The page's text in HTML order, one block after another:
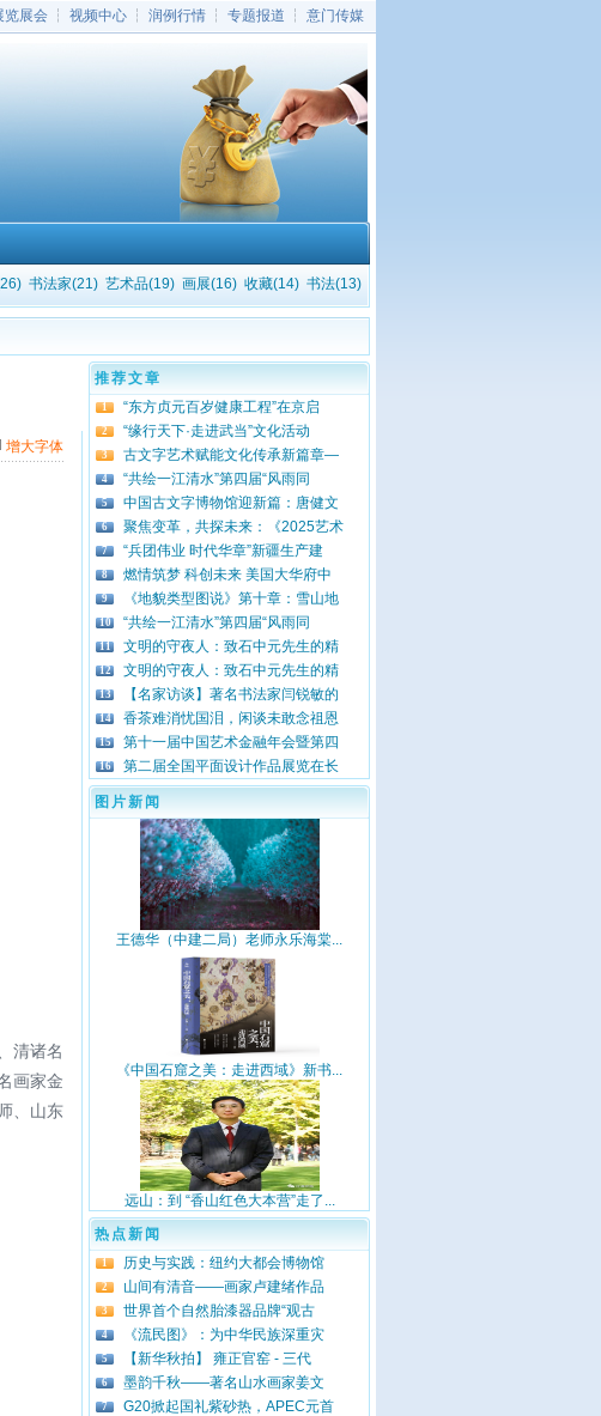
览展会 ┆ 视频中心 ┆ 润例行情 ┆ 专题报道 ┆ 意门传媒
书法家(21) 艺术品(19) 画展(16) 收藏(14) 书法(13)
增大字体
清诸名
画家金
、山东
推荐文章
1 “东方贞元百岁健康工程”在京启
2 “缘行天下·走进武当”文化活动
3 古文字艺术赋能文化传承新篇章—
4 “共绘一江清水”第四届“风雨同
5 中国古文字博物馆迎新篇：唐健文
6 聚焦变革，共探未来：《2025艺术
7 “兵团伟业 时代华章”新疆生产建
8 燃情筑梦 科创未来 美国大华府中
9 《地貌类型图说》第十章：雪山地
10 “共绘一江清水”第四届“风雨同
11 文明的守夜人：致石中元先生的精
12 文明的守夜人：致石中元先生的精
13 【名家访谈】著名书法家闫锐敏的
14 香茶难消忧国泪，闲谈未敢念祖恩
15 第十一届中国艺术金融年会暨第四
16 第二届全国平面设计作品展览在长
图片新闻
王德华（中建二局）老师永乐海棠...
《中国石窟之美：走进西域》新书...
远山：到 “香山红色大本营”走了...
热点新闻
1 历史与实践：纽约大都会博物馆
2 山间有清音——画家卢建绪作品
3 世界首个自然胎漆器品牌“观古
4 《流民图》：为中华民族深重灾
5 【新华秋拍】 雍正官窑 - 三代
6 墨韵千秋——著名山水画家姜文
7 G20掀起国礼紫砂热，APEC元首